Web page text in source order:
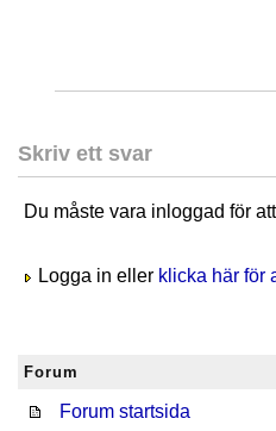
Skriv ett svar
Du måste vara inloggad för
Logga in eller klicka här för
Forum
Forum startsida